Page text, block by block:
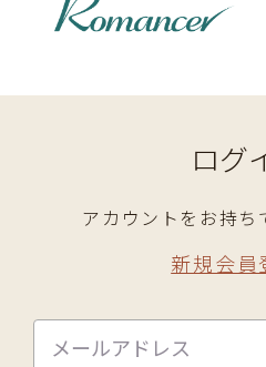
ログ
アカウントをお持ち
新規会員